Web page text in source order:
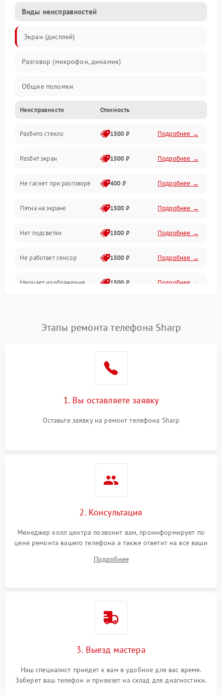
Виды неисправностей
Экран (дисплей)
Разговор (микрофон, динамик)
Общие поломки
Проблемы связи
Камеры
Проблемы с дисплеем и сенсором
Зарядка
Проблемы с питанием, зарядкой и аккумулятором
Проблемы с работой системы, корпусом и другие
Неисправности Стоимость
Разбито стекло 1500 ₽ Подробнее →
Разбит экран 1500 ₽ Подробнее →
Не гаснет при разговоре 400 ₽ Подробнее →
Пятна на экране 1500 ₽ Подробнее →
Нет подсветки 1500 ₽ Подробнее →
Не работает сенсор 1500 ₽ Подробнее →
Мерцает изображение 1500 ₽ Подробнее →
Не работает Face ID 4000 ₽ Подробнее →
Этапы ремонта телефона Sharp
1. Вы оставляете заявку
Оставьте заявку на ремонт телефона Sharp
2. Консультация
Менеджер колл центра позвонит вам, проинформирует по
цене ремонта вашего телефона а также ответит на все ваши
Подробнее
3. Выезд мастера
Наш специалист приедет к вам в удобное для вас время.
Заберет ваш телефон и привезет на склад для диагностики.